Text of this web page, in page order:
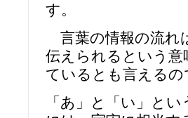
す。
言葉の情報の流れ
伝えられるという
ているとも言える
「あ」と「い」と